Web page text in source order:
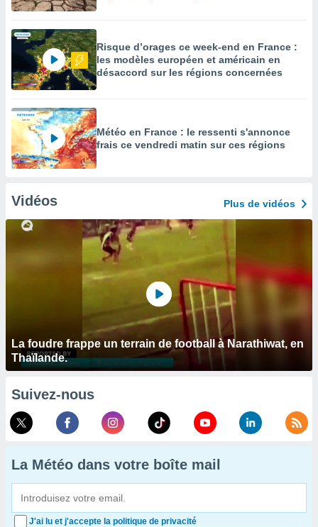
Risque d’orages ce week-end en France :
les modèles européen et américain en
désaccord sur les régions concernées
Météo en France : le ressenti s'annonce
frais ce vendredi matin sur ces régions
Vidéos Plus de vidéos
La foudre frappe un terrain de football à Narathiwat, en
Thaïlande.
Suivez-nous
La Météo dans votre boîte mail
J'ai lu et j'accepte la politique de privacité